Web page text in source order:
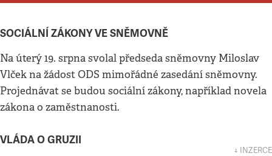
SOCIÁLNÍ ZÁKONY VE SNĚMOVNĚ
Na úterý 19. srpna svolal předseda sněmovny Miloslav
Vlček na žádost ODS mimořádné zasedání sněmovny.
Projednávat se budou sociální zákony, například novela
zákona o zaměstnanosti.
VLÁDA O GRUZII
↓ INZERCE